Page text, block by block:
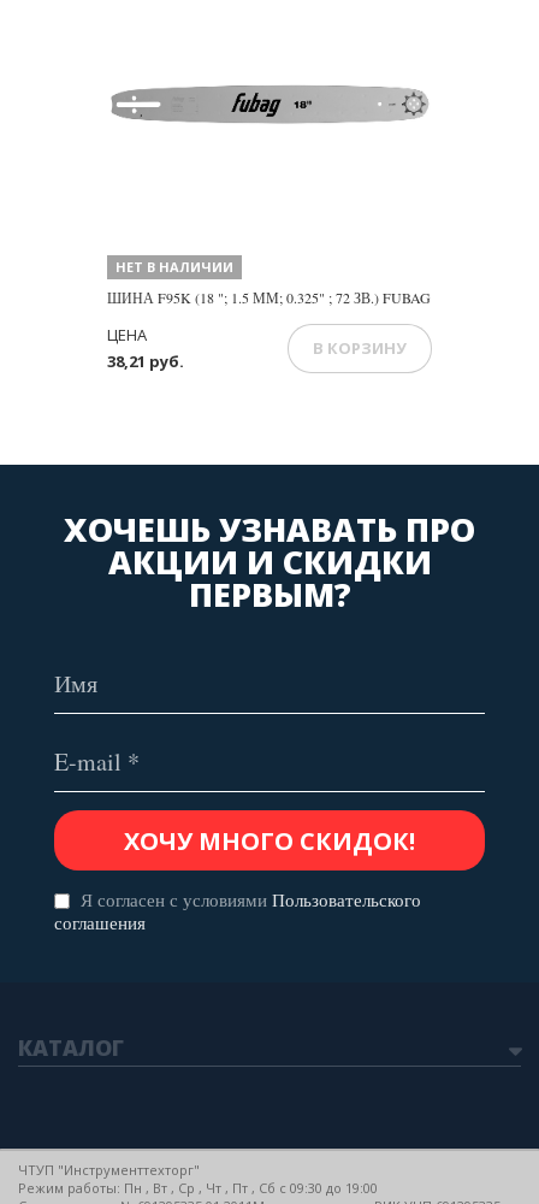
НЕТ В НАЛИЧИИ
ШИНА F95K (18 "; 1.5 ММ; 0.325" ; 72 ЗВ.) FUBAG
38,21 руб.
ЦЕНА
В КОРЗИНУ
ХОЧЕШЬ УЗНАВАТЬ ПРО
АКЦИИ И СКИДКИ
ПЕРВЫМ?
Я согласен с условиями Пользовательского
соглашения
КАТАЛОГ
ЧТУП "Инструменттехторг"
Режим работы: Пн , Вт , Ср , Чт , Пт , Сб c 09:30 до 19:00